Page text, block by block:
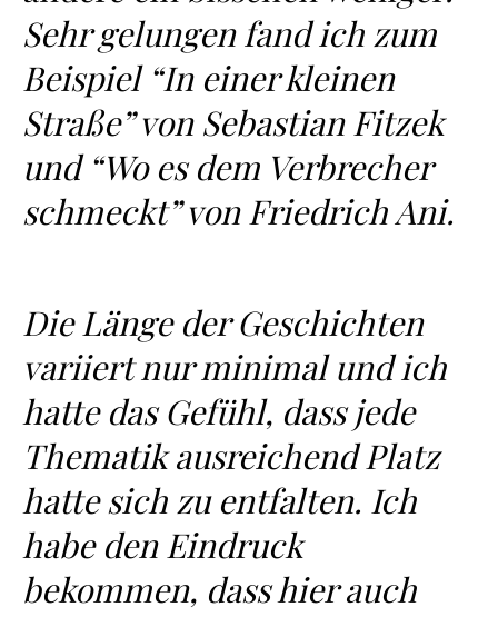
Sehr gelungen fand ich zum
Beispiel “In einer kleinen
Straße” von Sebastian Fitzek
und “Wo es dem Verbrecher
schmeckt” von Friedrich Ani.
Die Länge der Geschichten
variiert nur minimal und ich
hatte das Gefühl, dass jede
Thematik ausreichend Platz
hatte sich zu entfalten. Ich
habe den Eindruck
bekommen, dass hier auch